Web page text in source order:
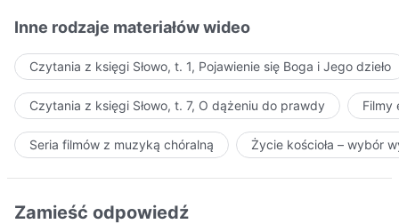
Inne rodzaje materiałów wideo
Czytania z księgi Słowo, t. 1, Pojawienie się Boga i Jego dzieło
Czytania z księgi Słowo, t. 7, O dążeniu do prawdy Filmy
Seria filmów z muzyką chóralną Życie kościoła – wybór
Zamieść odpowiedź